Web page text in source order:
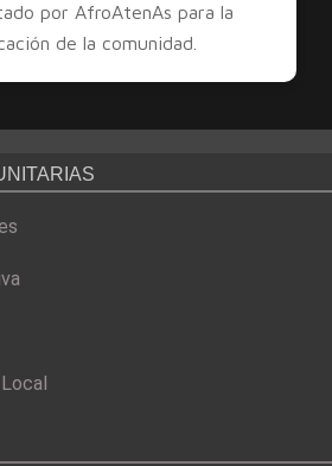
por AfroAtenAs para la
de la comunidad.